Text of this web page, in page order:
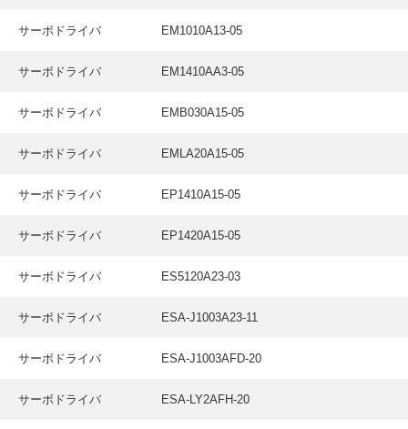
サーボドライバ EM1010A13-05
サーボドライバ EM1410AA3-05
サーボドライバ EMB030A15-05
サーボドライバ EMLA20A15-05
サーボドライバ EP1410A15-05
サーボドライバ EP1420A15-05
サーボドライバ ES5120A23-03
サーボドライバ ESA-J1003A23-11
サーボドライバ ESA-J1003AFD-20
サーボドライバ ESA-LY2AFH-20